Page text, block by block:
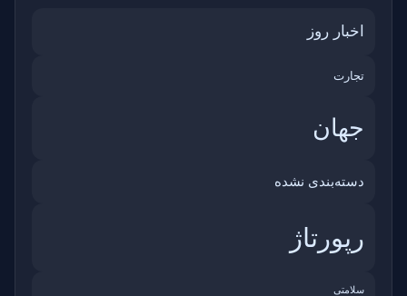
اخبار روز
تجارت
جهان
دسته‌بندی نشده
رپورتاژ
سلامتی